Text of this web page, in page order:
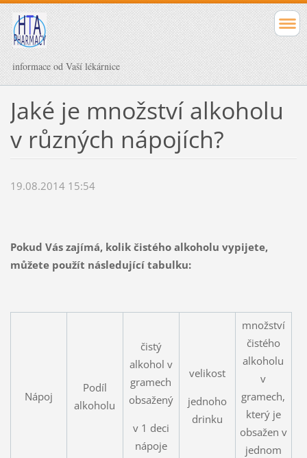
informace od Vaší lékárnice
Jaké je množství alkoholu
v různých nápojích?
19.08.2014 15:54
Pokud Vás zajímá, kolik čistého alkoholu vypijete,
můžete použít následující tabulku:
Nápoj
Podíl
alkoholu
čistý
alkohol v
gramech
obsažený
v 1 deci
nápoje
velikost
jednoho
drinku
množství
čistého
alkoholu
v
gramech,
který je
obsažen v
jednom